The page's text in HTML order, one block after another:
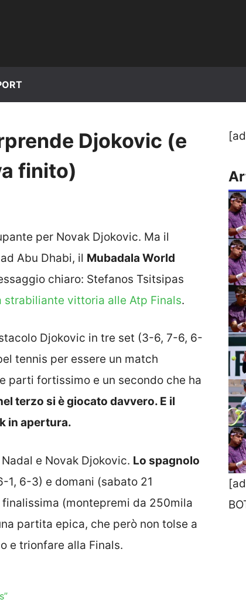
Djokovic (e
finito)
per Novak Djokovic. Ma il
Abu Dhabi, il Mubadala World
chiaro: Stefanos Tsitsipas
strabiliante vittoria alle Atp Finals.
Djokovic in tre set (3-6, 7-6, 6-
tennis per essere un match
parti fortissimo e un secondo che ha
terzo si è giocato davvero. E il
in apertura.
e Novak Djokovic. Lo spagnolo
1, 6-3) e domani (sabato 21
(montepremi da 250mila
partita epica, che però non tolse a
e trionfare alla Finals.